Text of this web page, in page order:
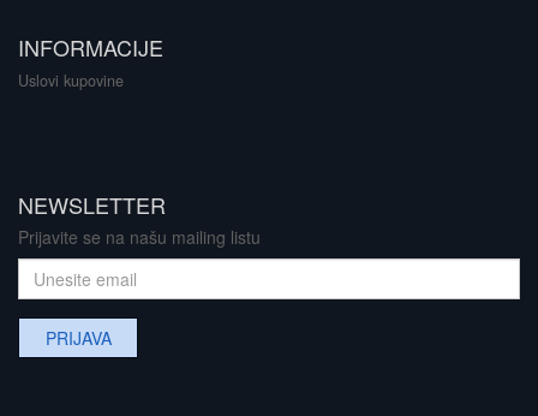
INFORMACIJE
Uslovi kupovine
NEWSLETTER
Prijavite se na našu mailing listu
PRIJAVA